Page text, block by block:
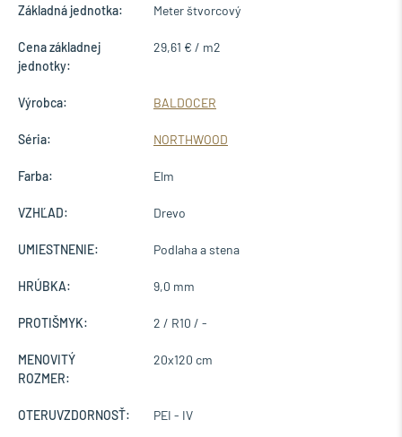
Základná jednotka: Meter štvorcový
Cena základnej
jednotky:
29,61 € / m2
Výrobca: BALDOCER
Séria: NORTHWOOD
Farba: Elm
VZHĽAD: Drevo
UMIESTNENIE: Podlaha a stena
HRÚBKA: 9,0 mm
PROTIŠMYK: 2 / R10 / -
MENOVITÝ
ROZMER:
20x120 cm
OTERUVZDORNOSŤ: PEI - IV